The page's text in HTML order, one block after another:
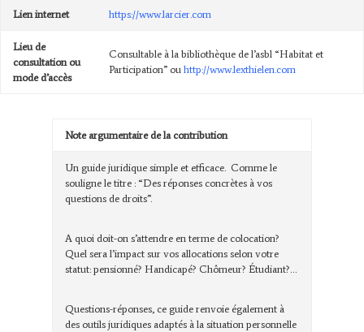
Lien internet https://www.larcier.com
Lieu de
consultation ou
mode d’accès
Consultable à la bibliothèque de l’asbl “Habitat et
Participation” ou http://www.lexthielen.com
Note argumentaire de la contribution
Un guide juridique simple et efficace. Comme le
souligne le titre : “Des réponses concrètes à vos
questions de droits”.
A quoi doit-on s’attendre en terme de colocation?
Quel sera l’impact sur vos allocations selon votre
statut: pensionné? Handicapé? Chômeur? Étudiant?…
Questions-réponses, ce guide renvoie également à
des outils juridiques adaptés à la situation personnelle